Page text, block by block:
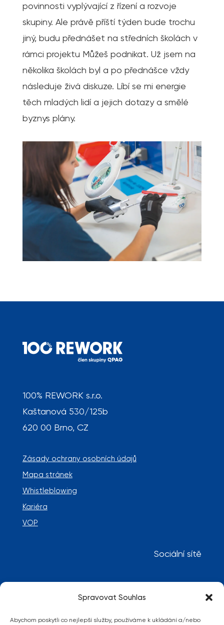
Spravovat Souhlas
Abychom poskytli co nejlepší služby, používáme k ukládání a/nebo
povinnosti vyplývající z řízení a rozvoje
skupiny. Ale právě příští týden bude trochu
jiný, budu přednášet na středních školách v
rámci projektu Můžeš podnikat. Už jsem na
několika školách byl a po přednášce vždy
následuje živá diskuze. Líbí se mi energie
těch mladých lidí a jejich dotazy a smělé
byznys plány.
100% REWORK s.r.o.
Kaštanová 530/125b
620 00 Brno, CZ
Zásady ochrany osobních údajů
Mapa stránek
Whistleblowing
Kariéra
VOP
Sociální sítě